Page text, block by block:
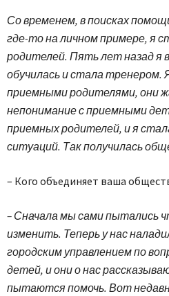
Со временем, в поисках
где-то на личном примере, я
родителей. Пять лет назад я
обучилась и стала тренером.
приемными родителями, они
непонимание с приемными
приемных родителей, и я
ситуаций. Так получилась
– Кого объединяет ваша
– Сначала мы сами пытались
изменить. Теперь у нас
городским управлением по
детей, и они о нас
пытаются помочь. Вот